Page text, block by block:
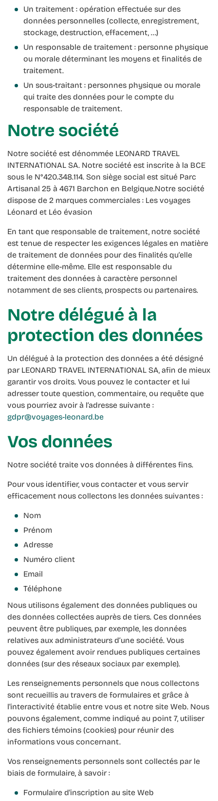
Un traitement : opération effectuée sur des
données personnelles (collecte, enregistrement,
stockage, destruction, effacement, …)
Un responsable de traitement : personne physique
ou morale déterminant les moyens et finalités de
traitement.
Un sous-traitant : personnes physique ou morale
qui traite des données pour le compte du
responsable de traitement.
Notre société
Notre société est dénommée LEONARD TRAVEL
INTERNATIONAL SA. Notre société est inscrite à la BCE
sous le N°420.348.114. Son siège social est situé Parc
Artisanal 25 à 4671 Barchon en Belgique.Notre société
dispose de 2 marques commerciales : Les voyages
Léonard et Léo évasion
En tant que responsable de traitement, notre société
est tenue de respecter les exigences légales en matière
de traitement de données pour des finalités qu’elle
détermine elle-même. Elle est responsable du
traitement des données à caractère personnel
notamment de ses clients, prospects ou partenaires.
Notre délégué à la
protection des données
Un délégué à la protection des données a été désigné
par LEONARD TRAVEL INTERNATIONAL SA, afin de mieux
garantir vos droits. Vous pouvez le contacter et lui
adresser toute question, commentaire, ou requête que
vous pourriez avoir à l’adresse suivante :
gdpr@voyages-leonard.be
Vos données
Notre société traite vos données à différentes fins.
Pour vous identifier, vous contacter et vous servir
efficacement nous collectons les données suivantes :
Nom
Prénom
Adresse
Numéro client
Email
Téléphone
Nous utilisons également des données publiques ou
des données collectées auprès de tiers. Ces données
peuvent être publiques, par exemple, les données
relatives aux administrateurs d’une société. Vous
pouvez également avoir rendues publiques certaines
données (sur des réseaux sociaux par exemple).
Les renseignements personnels que nous collectons
sont recueillis au travers de formulaires et grâce à
l'interactivité établie entre vous et notre site Web. Nous
pouvons également, comme indiqué au point 7, utiliser
des fichiers témoins (cookies) pour réunir des
informations vous concernant.
Vos renseignements personnels sont collectés par le
biais de formulaire, à savoir :
Formulaire d'inscription au site Web